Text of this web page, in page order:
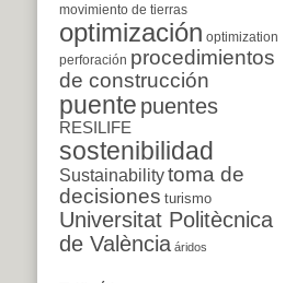
movimiento de tierras
optimización optimization
perforación procedimientos
de construcción
puente puentes
RESILIFE
sostenibilidad
Sustainabilitytoma de
decisiones turismo
Universitat Politècnica
de València áridos